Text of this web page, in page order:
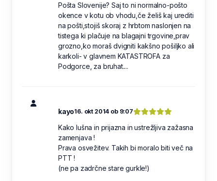
Pošta Slovenije? Saj to ni normalno-pošto
okence v kotu ob vhodu,če želiš kaj urediti
na pošti,stojiš skoraj z hrbtom naslonjen na
tistega ki plačuje na blagajni trgovine,prav
grozno,ko moraš dvigniti kakšno pošiljko ali
karkoli- v glavnem KATASTROFA za
Podgorce, za bruhat....
kayo16. okt 2014 ob 9:07
Kako lušna in prijazna in ustrežljiva zažasna
zamenjava !
Prava osvežitev. Takih bi moralo biti več na
PTT !
(ne pa zadrčne stare gurkle!)